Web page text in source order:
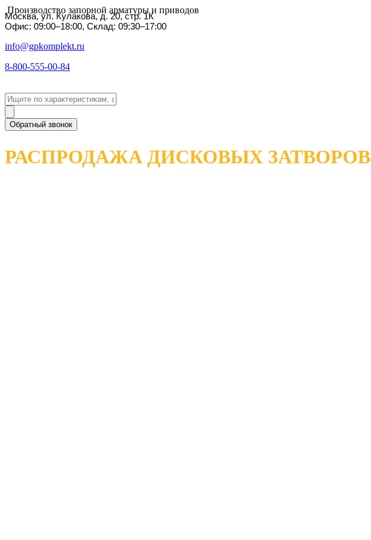
Производство запорной арматуры и приводов
Москва, ул. Кулакова, д. 20, стр. 1К
Офис: 09:00–18:00, Склад: 09:30–17:00
info@gpkomplekt.ru
8-800-555-00-84
Обратный звонок
РАСПРОДАЖА ДИСКОВЫХ ЗАТВОРОВ